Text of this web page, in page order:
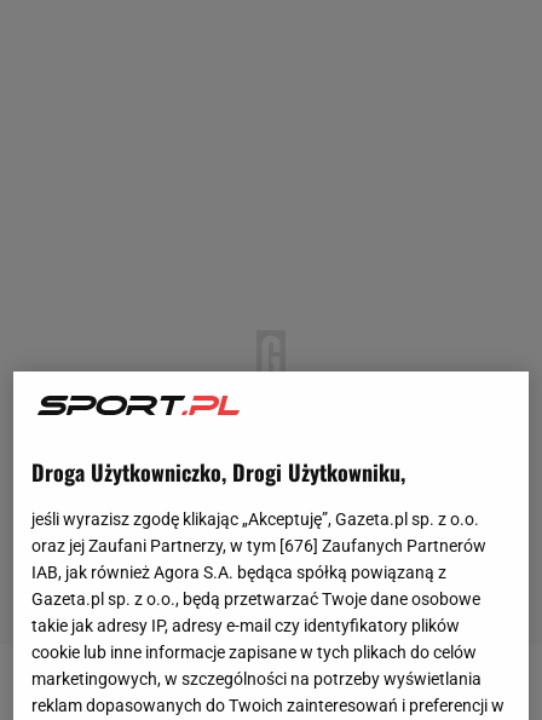
RADOSŁAW PANAS
Droga Użytkowniczko, Drogi Użytkowniku,
jeśli wyrazisz zgodę klikając „Akceptuję”, Gazeta.pl sp. z o.o.
oraz jej Zaufani Partnerzy, w tym [676] Zaufanych Partnerów
IAB, jak również Agora S.A. będąca spółką powiązaną z
Gazeta.pl sp. z o.o., będą przetwarzać Twoje dane osobowe
takie jak adresy IP, adresy e-mail czy identyfikatory plików
cookie lub inne informacje zapisane w tych plikach do celów
marketingowych, w szczególności na potrzeby wyświetlania
reklam dopasowanych do Twoich zainteresowań i preferencji w